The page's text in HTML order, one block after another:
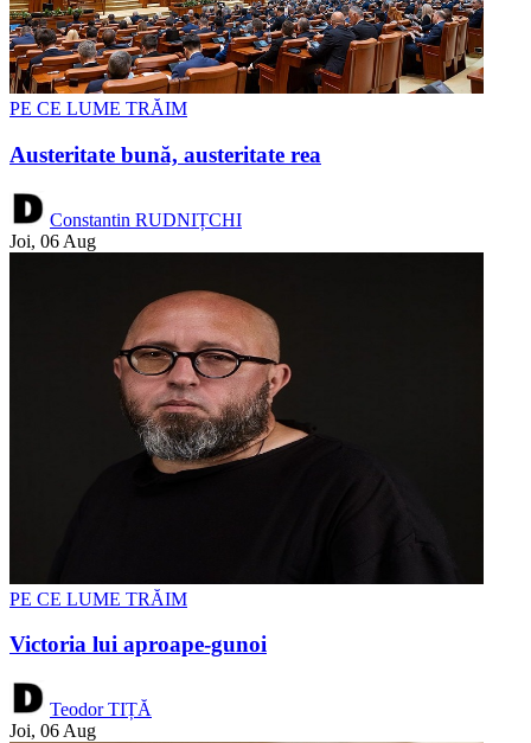
PE CE LUME TRĂIM
Austeritate bună, austeritate rea
Constantin RUDNIȚCHI
Joi, 06 Aug
PE CE LUME TRĂIM
Victoria lui aproape-gunoi
Teodor TIȚĂ
Joi, 06 Aug